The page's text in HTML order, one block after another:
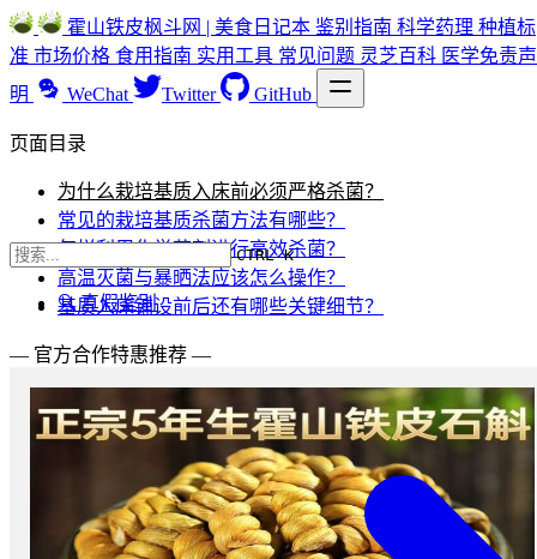
霍山铁皮枫斗网 | 美食日记本 鉴别指南 科学药理 种植标
准 市场价格 食用指南 实用工具 常见问题 灵芝百科 医学免责声
明
WeChat Twitter GitHub
CTRL K
🔍 真假鉴别
页面目录
为什么栽培基质入床前必须严格杀菌？
常见的栽培基质杀菌方法有哪些？
怎样利用化学药剂进行高效杀菌？
高温灭菌与暴晒法应该怎么操作？
基质入床铺设前后还有哪些关键细节？
— 官方合作特惠推荐 —